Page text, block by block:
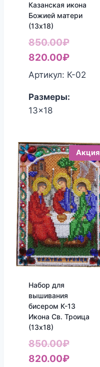
Казанская икона
Божией матери
(13х18)
850.00₽
цена
820.00₽
цена:
Артикул: К-02
Размеры:
13x18
Акция
Набор для
вышивания
бисером К-13
Икона Св. Троица
(13х18)
850.00₽
цена
820.00₽